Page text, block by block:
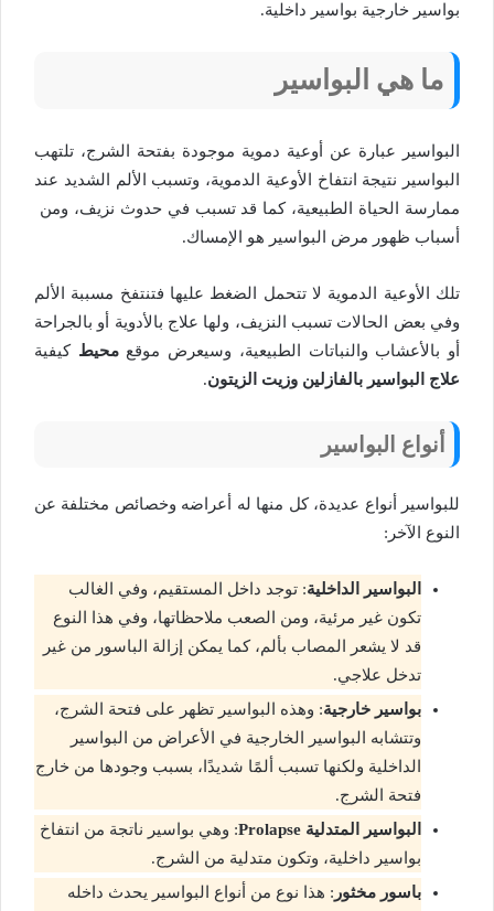
بواسير خارجية بواسير داخلية.
ما هي البواسير
البواسير عبارة عن أوعية دموية موجودة بفتحة الشرج، تلتهب
البواسير نتيجة انتفاخ الأوعية الدموية، وتسبب الألم الشديد عند
ممارسة الحياة الطبيعية، كما قد تسبب في حدوث نزيف، ومن
أسباب ظهور مرض البواسير هو الإمساك.
تلك الأوعية الدموية لا تتحمل الضغط عليها فتنتفخ مسببة الألم
وفي بعض الحالات تسبب النزيف، ولها علاج بالأدوية أو بالجراحة
أو بالأعشاب والنباتات الطبيعية، وسيعرض موقعمحيط كيفية
علاج البواسير بالفازلين وزيت الزيتون.
أنواع البواسير
للبواسير أنواع عديدة، كل منها له أعراضه وخصائص مختلفة عن
النوع الآخر:
البواسير الداخلية: توجد داخل المستقيم، وفي الغالب
تكون غير مرئية، ومن الصعب ملاحظاتها، وفي هذا النوع
قد لا يشعر المصاب بألم، كما يمكن إزالة الباسور من غير
تدخل علاجي.
بواسير خارجية: وهذه البواسير تظهر على فتحة الشرج،
وتتشابه البواسير الخارجية في الأعراض من البواسير
الداخلية ولكنها تسبب ألمًا شديدًا، بسبب وجودها من خارج
فتحة الشرج.
البواسير المتدلية Prolapse: وهي بواسير ناتجة من انتفاخ
بواسير داخلية، وتكون متدلية من الشرج.
باسور مخثور : هذا نوع من أنواع البواسير يحدث داخله